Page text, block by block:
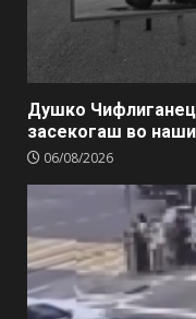
Душко
засекогаш во
06/08/2026